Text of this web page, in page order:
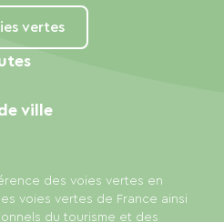
vertes
des voies vertes en
voies vertes de France ainsi
du tourisme et des
ville